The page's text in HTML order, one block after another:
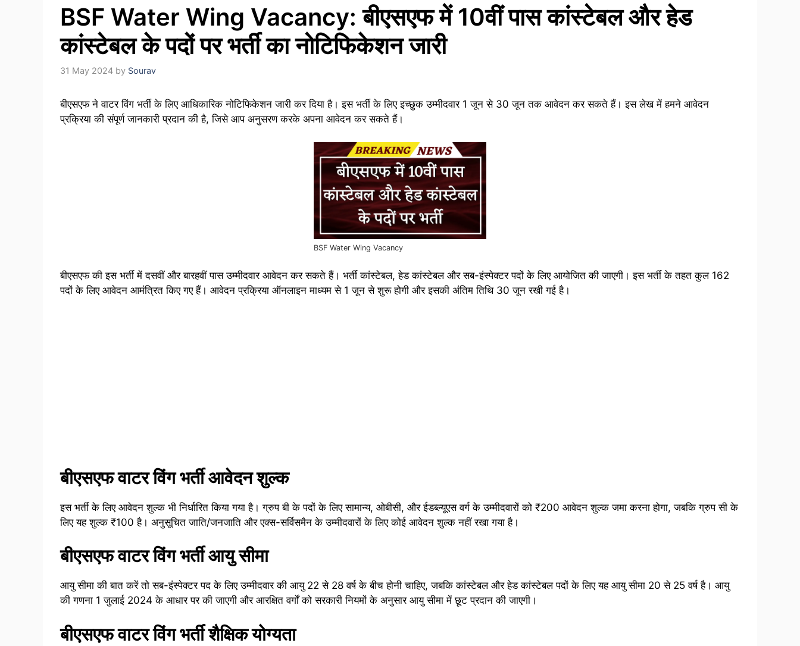
BSF Water Wing Vacancy: बीएसएफ में 10वीं पास कांस्टेबल और हेड
कांस्टेबल के पदों पर भर्ती का नोटिफिकेशन जारी
31 May 2024 by Sourav
बीएसएफ ने वाटर विंग भर्ती के लिए आधिकारिक नोटिफिकेशन जारी कर दिया है। इस भर्ती के लिए इच्छुक उम्मीदवार 1 जून से 30 जून तक आवेदन कर सकते हैं। इस लेख में हमने आवेदन
प्रक्रिया की संपूर्ण जानकारी प्रदान की है, जिसे आप अनुसरण करके अपना आवेदन कर सकते हैं।
BSF Water Wing Vacancy
बीएसएफ की इस भर्ती में दसवीं और बारहवीं पास उम्मीदवार आवेदन कर सकते हैं। भर्ती कांस्टेबल, हेड कांस्टेबल और सब-इंस्पेक्टर पदों के लिए आयोजित की जाएगी। इस भर्ती के तहत कुल 162
पदों के लिए आवेदन आमंत्रित किए गए हैं। आवेदन प्रक्रिया ऑनलाइन माध्यम से 1 जून से शुरू होगी और इसकी अंतिम तिथि 30 जून रखी गई है।
बीएसएफ वाटर विंग भर्ती आवेदन शुल्क
इस भर्ती के लिए आवेदन शुल्क भी निर्धारित किया गया है। ग्रुप बी के पदों के लिए सामान्य, ओबीसी, और ईडब्ल्यूएस वर्ग के उम्मीदवारों को ₹200 आवेदन शुल्क जमा करना होगा, जबकि ग्रुप सी के
लिए यह शुल्क ₹100 है। अनुसूचित जाति/जनजाति और एक्स-सर्विसमैन के उम्मीदवारों के लिए कोई आवेदन शुल्क नहीं रखा गया है।
बीएसएफ वाटर विंग भर्ती आयु सीमा
आयु सीमा की बात करें तो सब-इंस्पेक्टर पद के लिए उम्मीदवार की आयु 22 से 28 वर्ष के बीच होनी चाहिए, जबकि कांस्टेबल और हेड कांस्टेबल पदों के लिए यह आयु सीमा 20 से 25 वर्ष है। आयु
की गणना 1 जुलाई 2024 के आधार पर की जाएगी और आरक्षित वर्गों को सरकारी नियमों के अनुसार आयु सीमा में छूट प्रदान की जाएगी।
बीएसएफ वाटर विंग भर्ती शैक्षिक योग्यता